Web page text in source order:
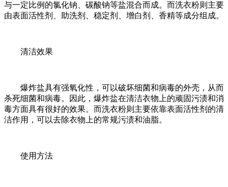
与一定比例的氯化钠、碳酸钠等盐混合而成。而洗衣粉则主要
由表面活性剂、助洗剂、稳定剂、增白剂、香精等成分组成。
清洁效果
爆炸盐具有强氧化性，可以破坏细菌和病毒的外壳，从而
杀死细菌和病毒。因此，爆炸盐在清洁衣物上的顽固污渍和消
毒方面具有很好的效果。而洗衣粉则主要依靠表面活性剂的清
洁作用，可以去除衣物上的常规污渍和油脂。
使用方法